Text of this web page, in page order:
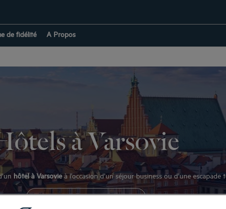
de fidélité A Propos
à Varsovie
hôtel à Varsovieà l’occasion d’un séjour business ou d’une
RETOUR À POLOGNE